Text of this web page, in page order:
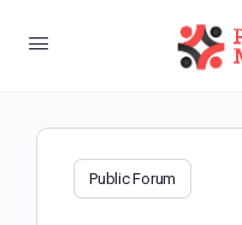
Public Forum